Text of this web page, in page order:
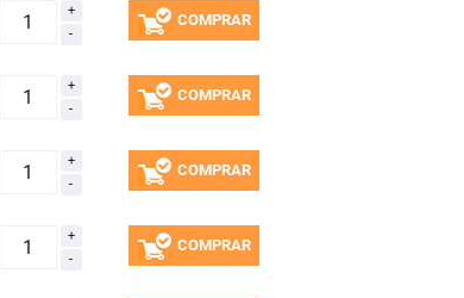
COMPRAR
COMPRAR
COMPRAR
COMPRAR